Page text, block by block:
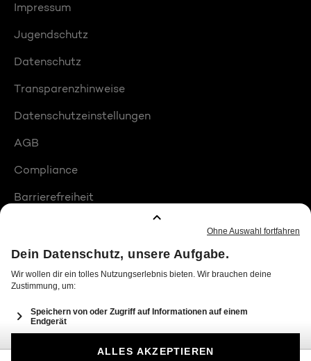
Impressum
Jugendschutz
Datenschutz
Transparenzhinweise
Datenschutzeinstellungen
AGB
Compliance
Barrierefreiheit